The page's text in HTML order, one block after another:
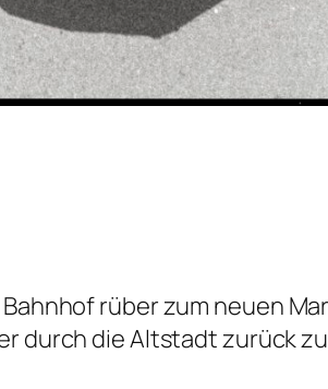
rüber zum neuen
durch die Altstadt zurück